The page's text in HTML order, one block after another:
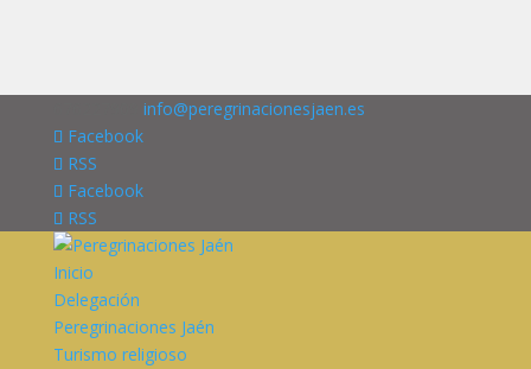
info@peregrinacionesjaen.es
Facebook
RSS
Facebook
RSS
Inicio
Delegación
Peregrinaciones Jaén
Turismo religioso